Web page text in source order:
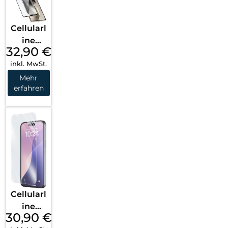
Cellularl
ine
Impact
Glass
Capsule
Galaxy
Ultra
Transpa
rent
32,90 €
inkl. MwSt.
Mehr
erfahren
Cellularl
ine
Impact
30,90 €